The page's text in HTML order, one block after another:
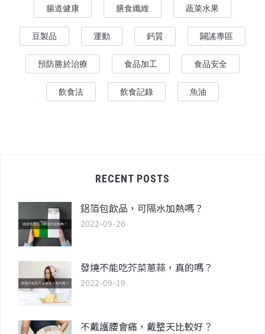
腸道健康 膳食纖維 蔬菜水果
豆製品 運動 鈣質 闢謠專區
預防勝於治療 食品加工 食品安全
飲食法 飲食記錄 魚油
RECENT POSTS
鋁箔包飲品，可隔水加熱嗎？
2022-09-26
發燒不能吃芥菜蔥蒜，真的嗎？
2022-09-19
不戴護腰會痛，戴整天比較好？